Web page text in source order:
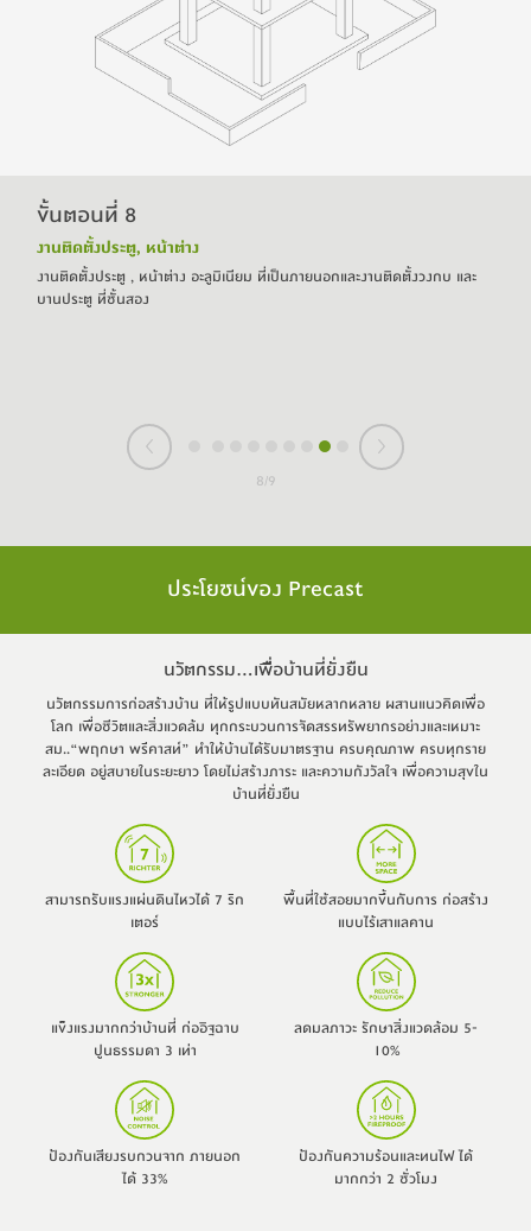
9/9
ประโยชน์ของ Precast
นวัตกรรม...เพืื่อบ้านที่ยั่งยืน
นวัตกรรมการก่อสร้างบ้าน ที่ให้รูปแบบทันสมัยหลากหลาย ผสานแนวคิดเพื่อ
โลก เพื่อชีวิตและสิ่งแวดล้ม ทุกกระบวนการจัดสรรทรัพยากรอย่างและเหมาะ
สม..“พฤกษา พรีคาสท์” ทำให้บ้านได้รับมาตรฐาน ครบคุณภาพ ครบทุกราย
ละเอียด อยู่สบายในระยะยาว โดยไม่สร้างภาระ และความกังวัลใจ เพื่อความสุขใน
บ้านที่ยั่งยืน
สามารถรับแรงแผ่นดินไหวได้ 7 ริก
เตอร์
พื้นที่ใช้สอยมากขึ้นกับการ ก่อสร้าง
แบบไร้เสาแลคาน
แข็งแรงมากกว่าบ้านที่ ก่ออิฐฉาบ
ปูนธรรมดา 3 เท่า
ลดมลภาวะ รักษาสิ่งแวดล้อม 5-
10%
ป้องกันเสียงรบกวนจาก ภายนอก
ได้ 33%
ป้องกันความร้อนและทนไฟ ได้
มากกว่า 2 ชั่วโมง